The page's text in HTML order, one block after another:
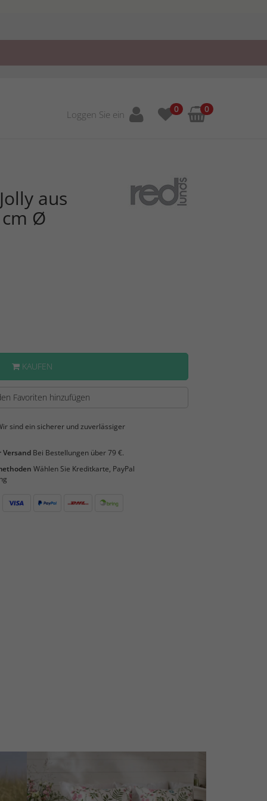
Loggen Sie ein 0 0
aus
Ø
KAUFEN
Favoriten hinzufügen
sind ein sicherer und zuverlässiger
Bei Bestellungen über 79 €.
Wählen Sie Kreditkarte, PayPal